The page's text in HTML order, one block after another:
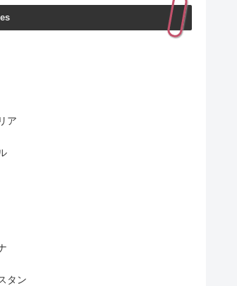
ア
タン